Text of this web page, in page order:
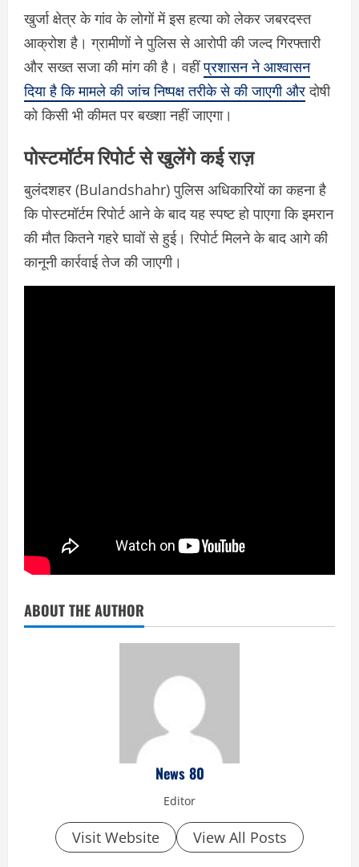
खुर्जा क्षेत्र के गांव के लोगों में इस हत्या को लेकर जबरदस्त
आक्रोश है। ग्रामीणों ने पुलिस से आरोपी की जल्द गिरफ्तारी
और सख्त सजा की मांग की है। वहींप्रशासन ने आश्वासन
दिया है कि मामले की जांच निष्पक्ष तरीके से की जाएगी औरदोषी
को किसी भी कीमत पर बख्शा नहीं जाएगा।
पोस्टमॉर्टम रिपोर्ट से खुलेंगे कई राज़
बुलंदशहर (Bulandshahr) पुलिस अधिकारियों का कहना है
कि पोस्टमॉर्टम रिपोर्ट आने के बाद यह स्पष्ट हो पाएगा कि इमरान
की मौत कितने गहरे घावों से हुई। रिपोर्ट मिलने के बाद आगे की
कानूनी कार्रवाई तेज की जाएगी।
ABOUT THE AUTHOR
News 80
Editor
Visit Website View All Posts